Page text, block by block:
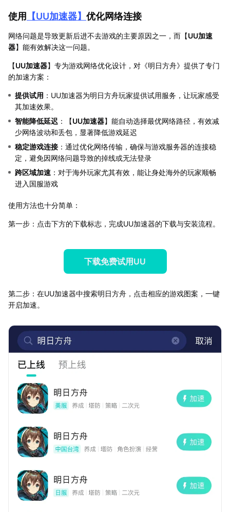
使用 【UU加速器】 优化网络连接
网络问题是导致更新后进不去游戏的主要原因之一，而【UU加速
器】能有效解决这一问题。
【UU加速器】专为游戏网络优化设计，对《明日方舟》提供了专门
的加速方案：
提供试用 ：UU加速器为明日方舟玩家提供试用服务，让玩家感受
其加速效果。
智能降低延迟 ：【UU加速器】能自动选择最优网络路径，有效减
少网络波动和丢包，显著降低游戏延迟
稳定游戏连接 ：通过优化网络传输，确保与游戏服务器的连接稳
定，避免因网络问题导致的掉线或无法登录
跨区域加速 ：对于海外玩家尤其有效，能让身处海外的玩家顺畅
进入国服游戏
使用方法也十分简单：
第一步：点击下方的下载标志，完成UU加速器的下载与安装流程。
下载免费试用UU
第二步：在UU加速器中搜索明日方舟，点击相应的游戏图案，一键
开启加速。